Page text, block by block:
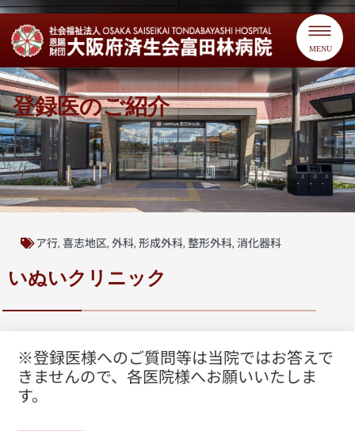
MENU
登録医のご紹介
ア行, 喜志地区, 外科, 形成外科, 整形外科, 消化器科
いぬいクリニック
※登録医様へのご質問等は当院ではお答えで
きませんので、各医院様へお願いいたしま
す。